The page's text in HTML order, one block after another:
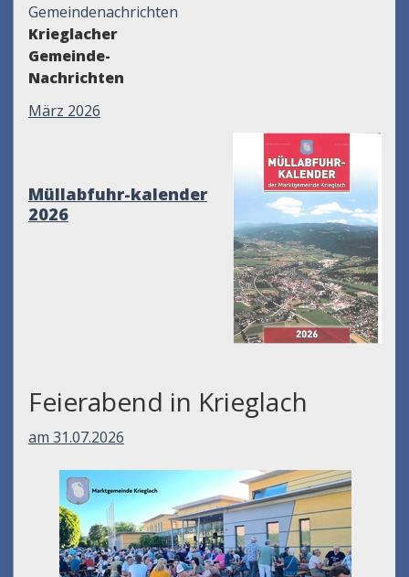
Gemeindenachrichten
Krieglacher
Gemeinde-
Nachrichten
März 2026
Müllabfuhr-kalender
2026
Feierabend in Krieglach
am 31.07.2026